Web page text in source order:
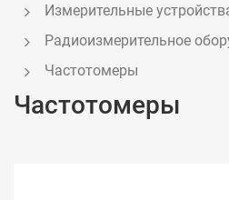
Измерительные
Радиоизмерительное
Частотомеры
Частотомеры